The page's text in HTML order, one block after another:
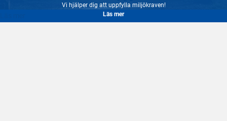
Vi hjälper dig att uppfylla miljökraven!
Läs mer